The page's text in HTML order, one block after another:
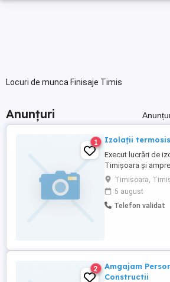
Locuri de munca Finisaje Timis
Anunțuri
1 Izolații
Execut lucrări de
Timișoara și
detalii sunați la
Timisoara,
5 august
Telefon validat
2
Amgajam
Constructii